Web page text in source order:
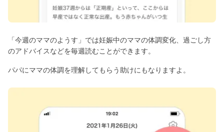
「今週のママのようす」では妊娠中のママの体調変化、過ごし方
のアドバイスなどを毎週読むことができます。
パパにママの体調を理解してもらう助けにもなりますよ。